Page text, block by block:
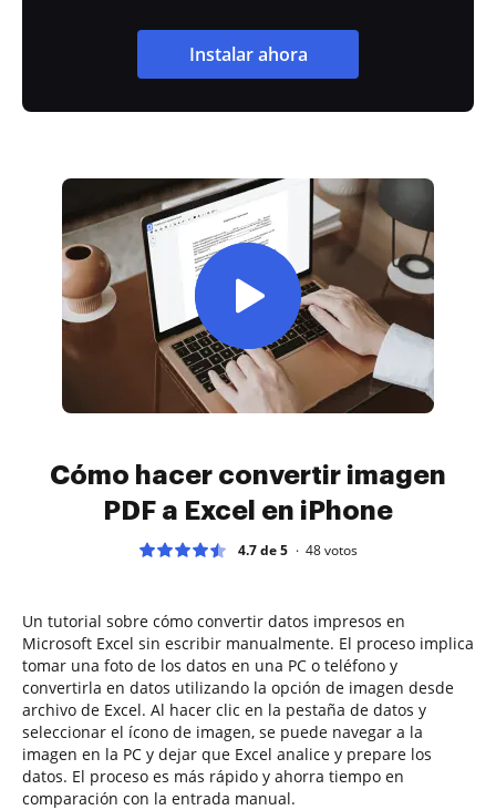
Instalar ahora
Cómo hacer convertir imagen
PDF a Excel en iPhone
4.7 de 5 48votos
Un tutorial sobre cómo convertir datos impresos en
Microsoft Excel sin escribir manualmente. El proceso implica
tomar una foto de los datos en una PC o teléfono y
convertirla en datos utilizando la opción de imagen desde
archivo de Excel. Al hacer clic en la pestaña de datos y
seleccionar el ícono de imagen, se puede navegar a la
imagen en la PC y dejar que Excel analice y prepare los
datos. El proceso es más rápido y ahorra tiempo en
comparación con la entrada manual.